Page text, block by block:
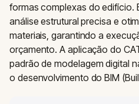
formas complexas do edifício.
análise estrutural precisa e
materiais, garantindo a
orçamento. A aplicação do
padrão de modelagem digital
o desenvolvimento do BIM